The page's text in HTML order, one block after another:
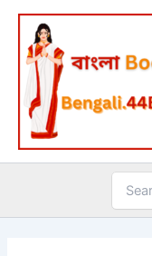
Skip
content
Search
for: